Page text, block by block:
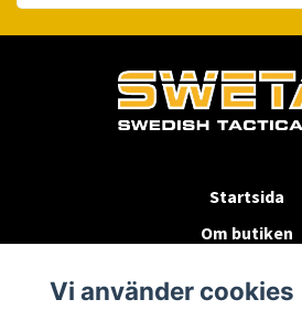
Startsida
Om butiken
Vi använder cookies